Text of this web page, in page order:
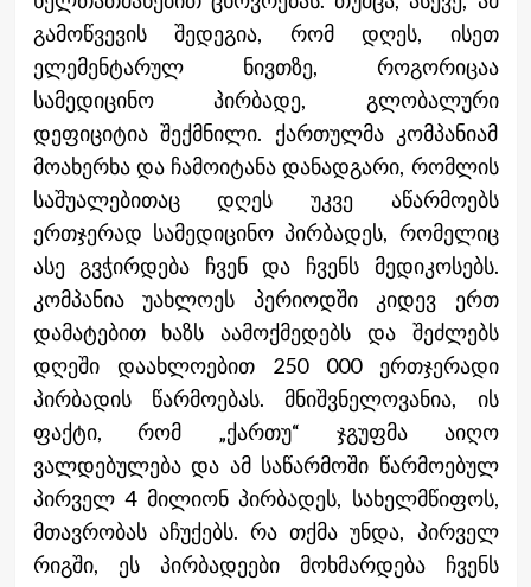
გამოწვევის შედეგია, რომ დღეს, ისეთ
ელემენტარულ ნივთზე, როგორიცაა
სამედიცინო პირბადე, გლობალური
დეფიციტია შექმნილი. ქართულმა კომპანიამ
მოახერხა და ჩამოიტანა დანადგარი, რომლის
საშუალებითაც დღეს უკვე აწარმოებს
ერთჯერად სამედიცინო პირბადეს, რომელიც
ასე გვჭირდება ჩვენ და ჩვენს მედიკოსებს.
კომპანია უახლოეს პერიოდში კიდევ ერთ
დამატებით ხაზს აამოქმედებს და შეძლებს
დღეში დაახლოებით 250 000 ერთჯერადი
პირბადის წარმოებას. მნიშვნელოვანია, ის
ფაქტი, რომ „ქართუ“ ჯგუფმა აიღო
ვალდებულება და ამ საწარმოში წარმოებულ
პირველ 4 მილიონ პირბადეს, სახელმწიფოს,
მთავრობას აჩუქებს. რა თქმა უნდა, პირველ
რიგში, ეს პირბადეები მოხმარდება ჩვენს